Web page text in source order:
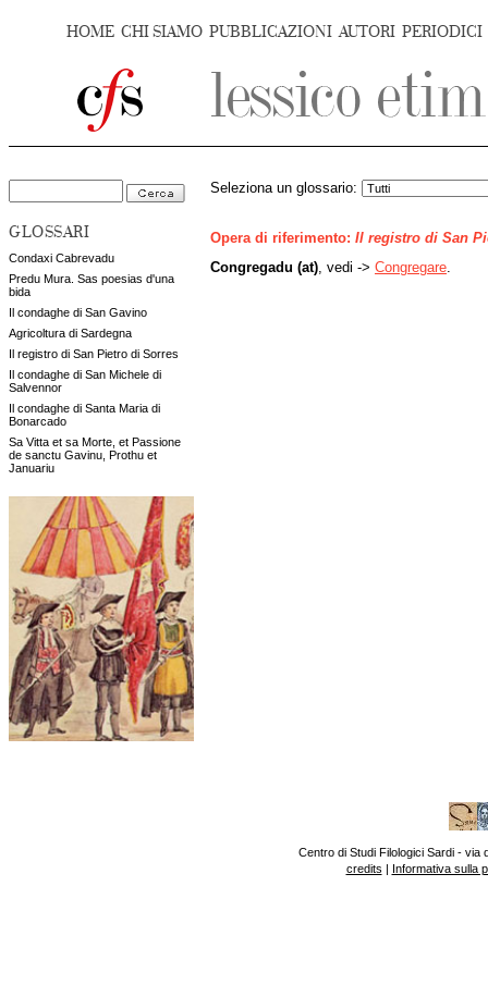
HOME CHI SIAMO PUBBLICAZIONI AUTORI PERIODICI
GLOSSARI
Condaxi Cabrevadu
Predu Mura. Sas poesias d'una
bida
Il condaghe di San Gavino
Agricoltura di Sardegna
Il registro di San Pietro di Sorres
Il condaghe di San Michele di
Salvennor
Il condaghe di Santa Maria di
Bonarcado
Sa Vitta et sa Morte, et Passione
de sanctu Gavinu, Prothu et
Januariu
Seleziona un glossario:
Opera di riferimento: Il registro di San
Congregadu (at) , vedi -> Congregare
Centro di Studi Filologici Sardi - via
credits | Informativa sulla